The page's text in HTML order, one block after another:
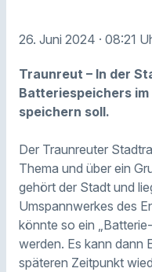
26. Juni 2024 · 08:21
Traunreut – In der
Batteriespeichers
speichern soll.
Der Traunreuter
Thema und über ein
gehört der Stadt und
Umspannwerkes des
könnte so ein
werden. Es kann dann
späteren Zeitpunkt